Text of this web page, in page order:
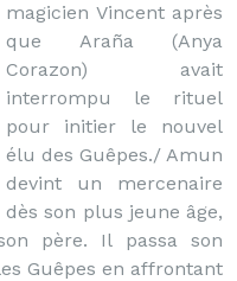
magicien Vincent après
que Araña (Anya
Corazon) avait
interrompu le rituel
pour initier le nouvel
élu des Guêpes./ Amun
devint un mercenaire
dès son plus jeune âge,
père. Il passa son
Guêpes en affrontant